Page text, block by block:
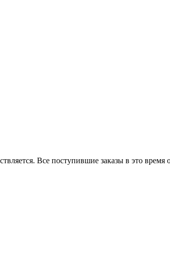
Все поступившие заказы в это